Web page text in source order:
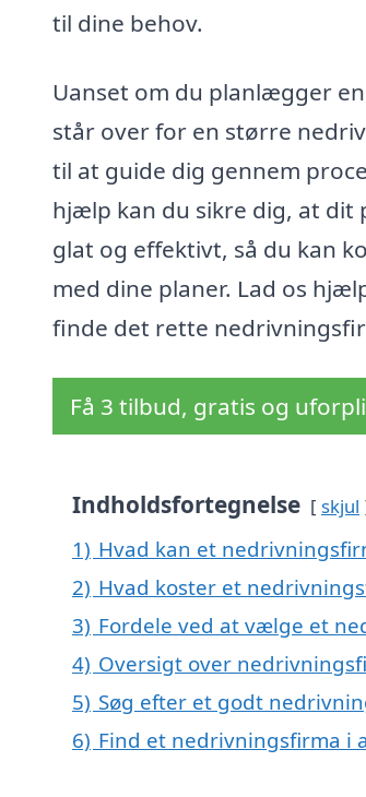
til dine behov.
Uanset om du planlægger
står over for en større
til at guide dig gennem
hjælp kan du sikre dig, at
glat og effektivt, så du kan
med dine planer. Lad os
finde det rette
Få 3 tilbud, gratis og
Indholdsfortegnelse skjul
1) Hvad kan et
2) Hvad koster et
3) Fordele ved at vælge et
4) Oversigt over
5) Søg efter et godt
6) Find et nedrivningsfirma i